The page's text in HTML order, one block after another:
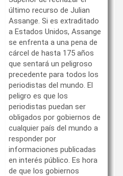
último recurso de Julian
Assange. Si es extraditado
a Estados Unidos, Assange
se enfrenta a una pena de
cárcel de hasta 175 años
que sentará un peligroso
precedente para todos los
periodistas del mundo. El
peligro es que los
periodistas puedan ser
obligados por gobiernos de
cualquier país del mundo a
responder por
informaciones publicadas
en interés público. Es hora
de que los gobiernos